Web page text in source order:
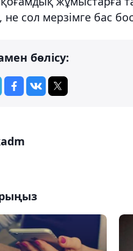
не сол мерзімге бас
бөлісу: